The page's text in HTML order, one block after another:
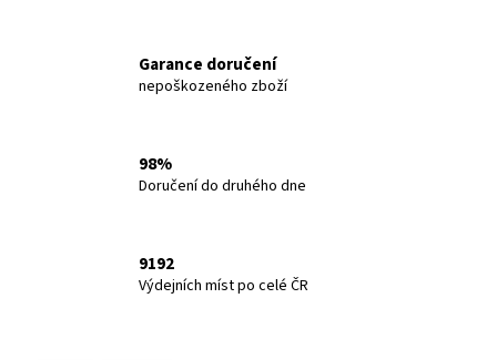
Garance doručení
nepoškozeného zboží
98%
Doručení do druhého dne
9192
Výdejních míst po celé ČR
290